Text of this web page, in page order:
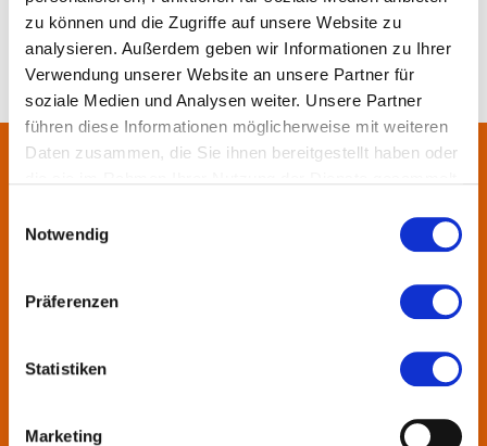
zu können und die Zugriffe auf unsere Website zu
analysieren. Außerdem geben wir Informationen zu Ihrer
Verwendung unserer Website an unsere Partner für
soziale Medien und Analysen weiter. Unsere Partner
führen diese Informationen möglicherweise mit weiteren
Daten zusammen, die Sie ihnen bereitgestellt haben oder
Notwendig
Präferenzen
Statistiken
Marketing
In der Metropolregion FrankfurtRheinMain haben sich rund 50
KulturRegion zusammen-geschlossen. Über die Ländergrenzen
hinweg vernetzt die gemeinnützige Gesellschaft seit 2005 die
interkommunale Zusammenarbeit. Gemeinsam mit ihren
wechselnden Themen.